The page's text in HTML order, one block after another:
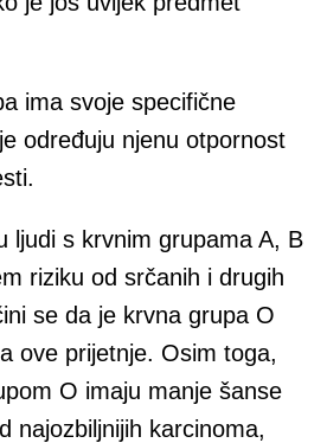
ima svoje specifične
određuju njenu otpornost
ljudi s krvnim grupama A, B
riziku od srčanih i drugih
se da je krvna grupa O
ove prijetnje. Osim toga,
O imaju manje šanse
najozbiljnijih karcinoma,